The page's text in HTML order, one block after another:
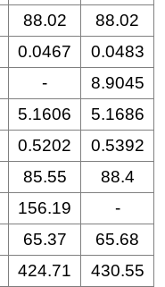
88.02
88.02
0.0467
0.0483
-
8.9045
5.1606
5.1686
0.5202
0.5392
85.55
88.4
156.19
-
65.37
65.68
424.71
430.55